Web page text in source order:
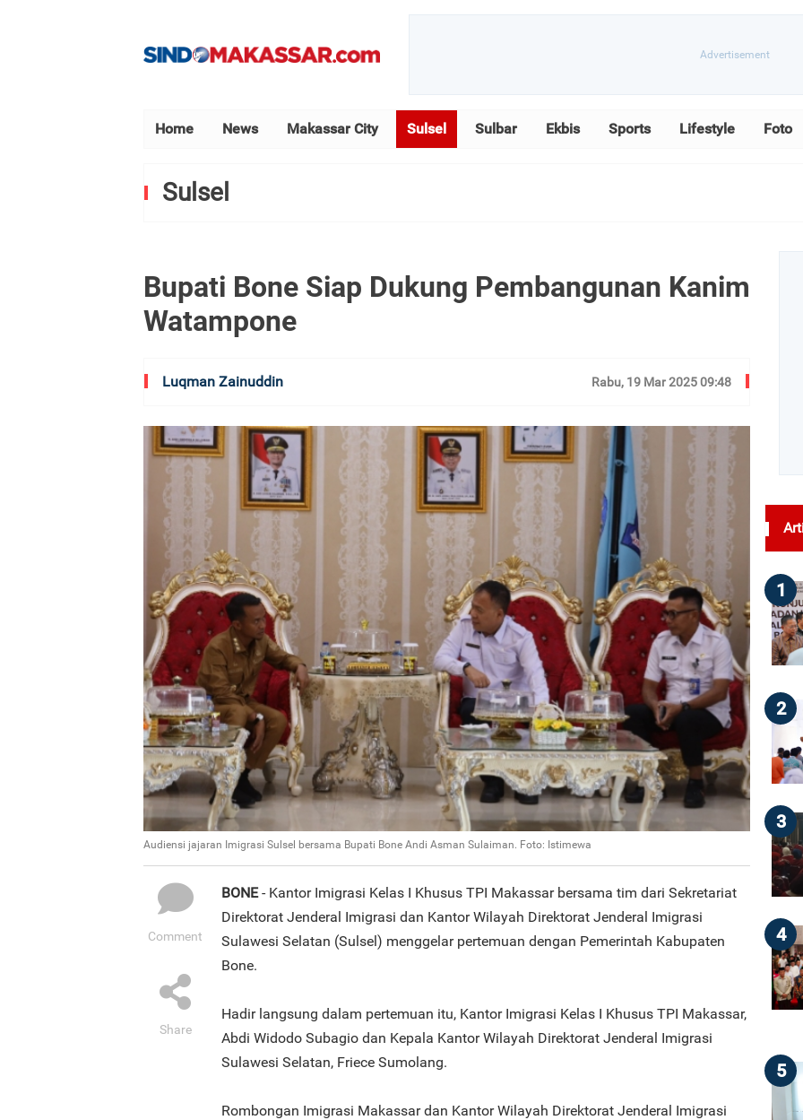
Home News Makassar City Sulsel Sulbar Ekbis Sports Lifestyle Foto
Sulsel
Bupati Bone Siap Dukung Pembangunan Kanim
Watampone
Luqman Zainuddin Rabu, 19 Mar 2025 09:48
Audiensi jajaran Imigrasi Sulsel bersama Bupati Bone Andi Asman Sulaiman. Foto: Istimewa
Comment
Share
BONE- Kantor Imigrasi Kelas I Khusus TPI Makassar bersama tim dari Sekretariat
Direktorat Jenderal Imigrasi dan Kantor Wilayah Direktorat Jenderal Imigrasi
Sulawesi Selatan (Sulsel) menggelar pertemuan dengan Pemerintah Kabupaten
Bone.
Hadir langsung dalam pertemuan itu, Kantor Imigrasi Kelas I Khusus TPI Makassar,
Abdi Widodo Subagio dan Kepala Kantor Wilayah Direktorat Jenderal Imigrasi
Sulawesi Selatan, Friece Sumolang.
Rombongan Imigrasi Makassar dan Kantor Wilayah Direktorat Jenderal Imigrasi
1
2
3
4
5